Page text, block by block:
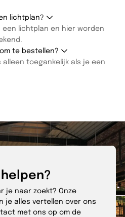
lichtplan?
een lichtplan en hier worden
te bestellen?
toegankelijk als je een
je naar zoekt? Onze
je alles vertellen over ons
met ons op om de